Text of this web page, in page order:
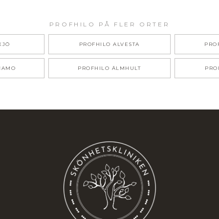
PROFHILO PÅ FLER ORTER
PROFHILO ALVESTA
PROFHILO ÄLMHULT